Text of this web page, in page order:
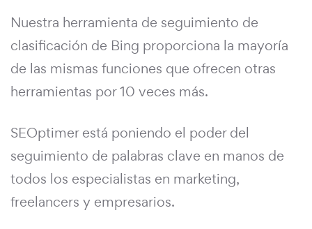
Nuestra herramienta de seguimiento de
clasificación de Bing proporciona la mayoría
de las mismas funciones que ofrecen otras
herramientas por 10 veces más.
SEOptimer está poniendo el poder del
seguimiento de palabras clave en manos de
todos los especialistas en marketing,
freelancers y empresarios.